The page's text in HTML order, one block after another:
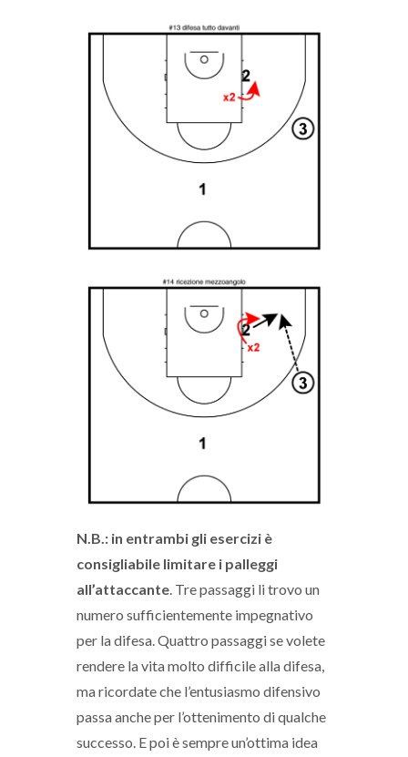
N.B.: in entrambi gli esercizi è
consigliabile limitare i palleggi
all’attaccante. Tre passaggi li trovo un
numero sufficientemente impegnativo
per la difesa. Quattro passaggi se volete
rendere la vita molto difficile alla difesa,
ma ricordate che l’entusiasmo difensivo
passa anche per l’ottenimento di qualche
successo. E poi è sempre un’ottima idea